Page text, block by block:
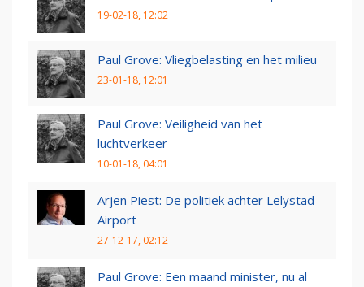
19-02-18, 12:02
Paul Grove: Vliegbelasting en het milieu
23-01-18, 12:01
Paul Grove: Veiligheid van het
luchtverkeer
10-01-18, 04:01
Arjen Piest: De politiek achter Lelystad
Airport
27-12-17, 02:12
Paul Grove: Een maand minister, nu al